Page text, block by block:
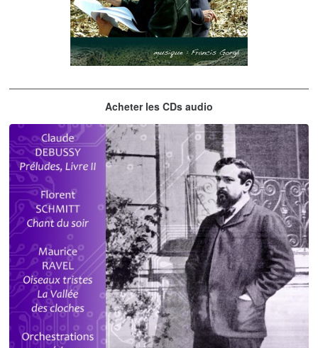
Les embrasseurs d'arbres
Acheter les CDs audio